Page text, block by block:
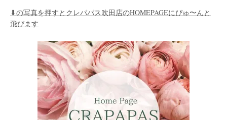
⬇︎の写真を押すとクレパパス吹田店のHOMEPAGEにぴゅ〜んと
飛びます